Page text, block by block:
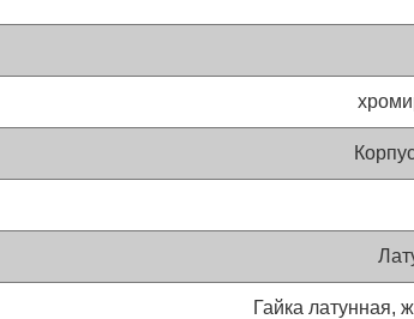
Гайка латунная,